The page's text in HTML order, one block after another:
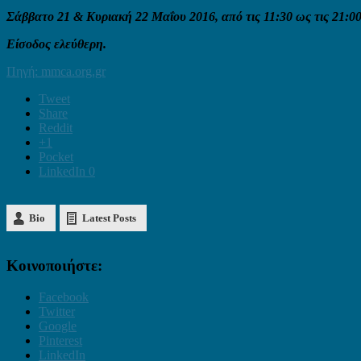
Σάββατο 21 & Κυριακή 22 Μαΐου 2016, από τις 11:30 ως τις
Είσοδος ελεύθερη.
Πηγή: mmca.org.gr
Tweet
Share
Reddit
+1
Pocket
LinkedIn 0
Bio Latest Posts
Κοινοποιήστε:
Facebook
Twitter
Google
Pinterest
LinkedIn